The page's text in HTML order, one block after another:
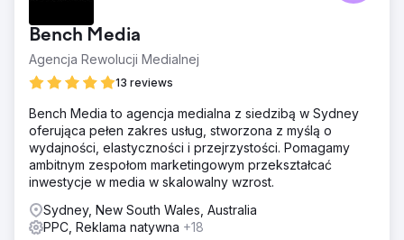
Bench Media
Agencja Rewolucji Medialnej
13 reviews
Bench Media to agencja medialna z siedzibą w Sydney
oferująca pełen zakres usług, stworzona z myślą o
wydajności, elastyczności i przejrzystości. Pomagamy
ambitnym zespołom marketingowym przekształcać
inwestycje w media w skalowalny wzrost.
Sydney, New South Wales, Australia
PPC, Reklama natywna +18